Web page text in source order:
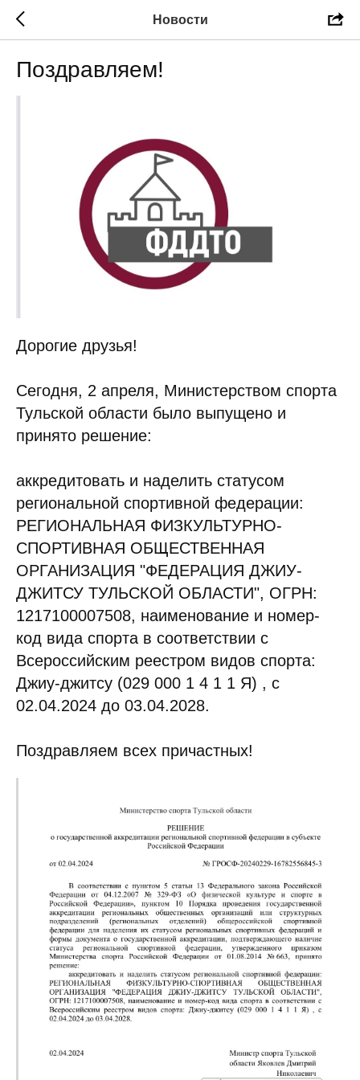
Новости
Поздравляем!
Дорогие друзья!
Сегодня, 2 апреля, Министерством спорта
Тульской области было выпущено и
принято решение:
аккредитовать и наделить статусом
региональной спортивной федерации:
РЕГИОНАЛЬНАЯ ФИЗКУЛЬТУРНО-
СПОРТИВНАЯ ОБЩЕСТВЕННАЯ
ОРГАНИЗАЦИЯ "ФЕДЕРАЦИЯ ДЖИУ-
ДЖИТСУ ТУЛЬСКОЙ ОБЛАСТИ", ОГРН:
1217100007508, наименование и номер-
код вида спорта в соответствии с
Всероссийским реестром видов спорта:
Джиу-джитсу (029 000 1 4 1 1 Я) , с
02.04.2024 до 03.04.2028.
Поздравляем всех причастных!